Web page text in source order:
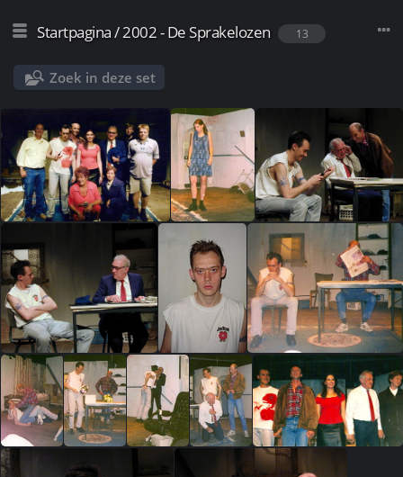
Startpagina/2002 - De Sprakelozen 13
Zoek in deze set